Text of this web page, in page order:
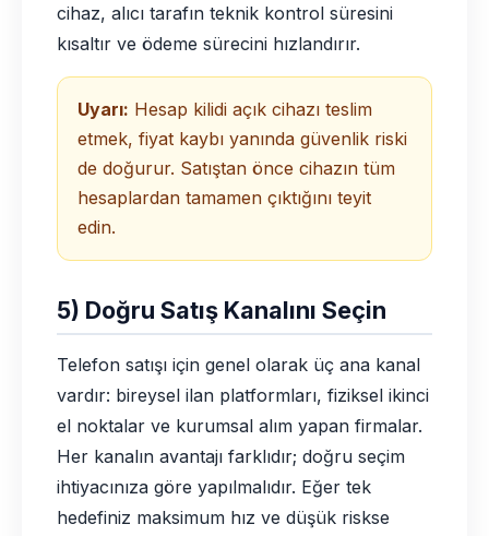
cihaz, alıcı tarafın teknik kontrol süresini
kısaltır ve ödeme sürecini hızlandırır.
Uyarı: Hesap kilidi açık cihazı teslim
etmek, fiyat kaybı yanında güvenlik riski
de doğurur. Satıştan önce cihazın tüm
hesaplardan tamamen çıktığını teyit
edin.
5) Doğru Satış Kanalını Seçin
Telefon satışı için genel olarak üç ana kanal
vardır: bireysel ilan platformları, fiziksel ikinci
el noktalar ve kurumsal alım yapan firmalar.
Her kanalın avantajı farklıdır; doğru seçim
ihtiyacınıza göre yapılmalıdır. Eğer tek
hedefiniz maksimum hız ve düşük riskse